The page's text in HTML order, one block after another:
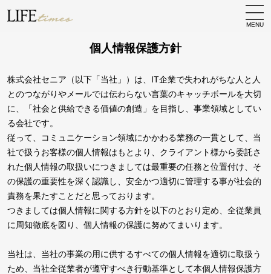
MENU
個人情報保護方針
株式会社セニア（以下「当社」）は、IT企業で失われがちな人と人
とのつながりやメールでは伝わらない言葉のキャッチボールを大切
に、「社会と供給できる価値の創造」を目指し、事業領域としてい
る会社です。
従って、コミュニケーション領域にかかわる業務の一貫として、当
社で扱うお客様の個人情報はもとより、クライアント様から委託さ
れた個人情報の取扱いにつきましては最重要の任務と位置付け、そ
の保護の重要性を深く認識し、安全かつ適切に管理する事が社会的
責務を果たすことだと思っております。
つきましては個人情報に関する方針を以下のとおり定め、全従業員
に周知徹底を図り、個人情報の保護に努めてまいります。
当社は、当社の事業の用に供するすべての個人情報を適切に取扱う
ため、当社全従業者が遵守すべき行動基準として本個人情報保護方